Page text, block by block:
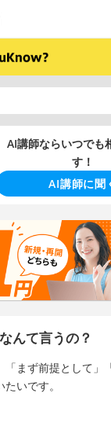
AI講師ならいつでも
す！
AI講師に聞
んて言うの？
まず前提として」
いです。